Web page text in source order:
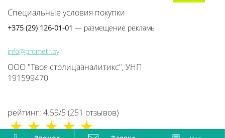
Специальные условия покупки
+375 (29) 126-01-01 — размещение рекламы
info@prometr.by
ООО "Твоя столицааналитикс", УНП
191599470
рейтинг: 4.59/5 (251 отзывов)